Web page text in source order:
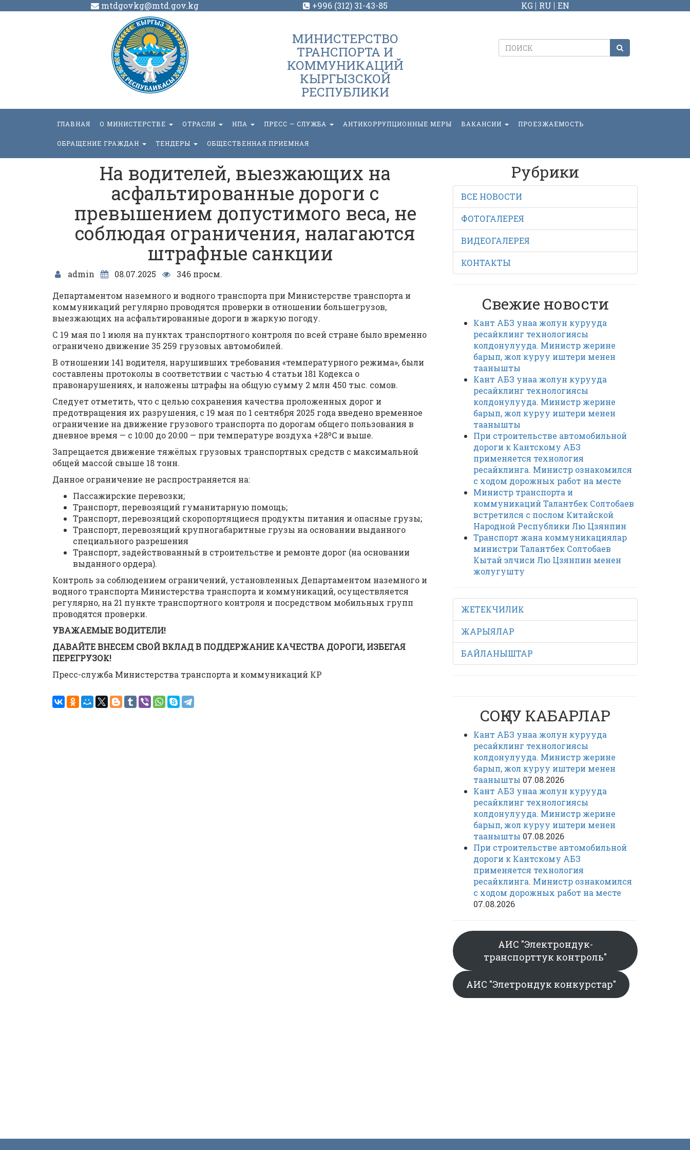
mtdgovkg@mtd.gov.kg +996 (312) 31-43-85 KG RU EN
МИНИСТЕРСТВО
ТРАНСПОРТА И
КОММУНИКАЦИЙ
КЫРГЫЗСКОЙ
РЕСПУБЛИКИ
ГЛАВНАЯ О МИНИСТЕРСТВЕ ОТРАСЛИ НПА ПРЕСС — СЛУЖБА АНТИКОРРУПЦИОННЫЕ МЕРЫ ВАКАНСИИ ПРОЕЗЖАЕМОСТЬ
ОБРАЩЕНИЕ ГРАЖДАН ТЕНДЕРЫ ОБЩЕСТВЕННАЯ ПРИЕМНАЯ
На водителей, выезжающих на
асфальтированные дороги с
превышением допустимого веса, не
соблюдая ограничения, налагаются
штрафные санкции
admin 08.07.2025
346 просм.
Департаментом наземного и водного транспорта при Министерстве транспорта и
коммуникаций регулярно проводятся проверки в отношении большегрузов,
выезжающих на асфальтированные дороги в жаркую погоду.
С 19 мая по 1 июля на пунктах транспортного контроля по всей стране было временно
ограничено движение 35 259 грузовых автомобилей.
В отношении 141 водителя, нарушивших требования «температурного режима», были
составлены протоколы в соответствии с частью 4 статьи 181 Кодекса о
правонарушениях, и наложены штрафы на общую сумму 2 млн 450 тыс. сомов.
Следует отметить, что с целью сохранения качества проложенных дорог и
предотвращения их разрушения, с 19 мая по 1 сентября 2025 года введено временное
ограничение на движение грузового транспорта по дорогам общего пользования в
дневное время — с 10:00 до 20:00 — при температуре воздуха +28ºC и выше.
Запрещается движение тяжёлых грузовых транспортных средств с максимальной
общей массой свыше 18 тонн.
Данное ограничение не распространяется на:
Пассажирские перевозки;
Транспорт, перевозящий гуманитарную помощь;
Транспорт, перевозящий скоропортящиеся продукты питания и опасные грузы;
Транспорт, перевозящий крупногабаритные грузы на основании выданного
специального разрешения
Транспорт, задействованный в строительстве и ремонте дорог (на основании
выданного ордера).
Контроль за соблюдением ограничений, установленных Департаментом наземного и
водного транспорта Министерства транспорта и коммуникаций, осуществляется
регулярно, на 21 пункте транспортного контроля и посредством мобильных групп
проводятся проверки.
УВАЖАЕМЫЕ ВОДИТЕЛИ!
ДАВАЙТЕ ВНЕСЕМ СВОЙ ВКЛАД В ПОДДЕРЖАНИЕ КАЧЕСТВА ДОРОГИ, ИЗБЕГАЯ
ПЕРЕГРУЗОК!
Пресс-служба Министерства транспорта и коммуникаций КР
Рубрики
ВСЕ НОВОСТИ
ФОТОГАЛЕРЕЯ
ВИДЕОГАЛЕРЕЯ
КОНТАКТЫ
Свежие новости
Кант АБЗ унаа жолун курууда
ресайклинг технологиясы
колдонулууда. Министр жерине
барып, жол куруу иштери менен
таанышты
Кант АБЗ унаа жолун курууда
ресайклинг технологиясы
колдонулууда. Министр жерине
барып, жол куруу иштери менен
таанышты
При строительстве автомобильной
дороги к Кантскому АБЗ
применяется технология
ресайклинга. Министр ознакомился
с ходом дорожных работ на месте
Министр транспорта и
коммуникаций Талантбек Солтобаев
встретился с послом Китайской
Народной Республики Лю Цзянпин
Транспорт жана коммуникациялар
министри Талантбек Солтобаев
Кытай элчиси Лю Цзянпин менен
жолугушту
ЖЕТЕКЧИЛИК
ЖАРЫЯЛАР
БАЙЛАНЫШТАР
СОҢКУ КАБАРЛАР
Кант АБЗ унаа жолун курууда
ресайклинг технологиясы
колдонулууда. Министр жерине
барып, жол куруу иштери менен
таанышты 07.08.2026
Кант АБЗ унаа жолун курууда
ресайклинг технологиясы
колдонулууда. Министр жерине
барып, жол куруу иштери менен
таанышты 07.08.2026
При строительстве автомобильной
дороги к Кантскому АБЗ
применяется технология
ресайклинга. Министр ознакомился
с ходом дорожных работ на месте
07.08.2026
АИС "Электрондук-
транспорттук контроль"
АИС "Элетрондук конкурстар"